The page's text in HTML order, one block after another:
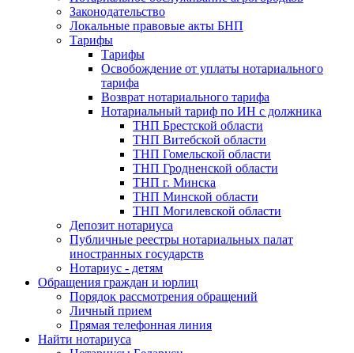
Законодательство
Локальные правовые акты БНП
Тарифы
Тарифы
Освобождение от уплаты нотариального
тарифа
Возврат нотариального тарифа
Нотариальный тариф по ИН с должника
ТНП Брестской области
ТНП Витебской области
ТНП Гомельской области
ТНП Гродненской области
ТНП г. Минска
ТНП Минской области
ТНП Могилевской области
Депозит нотариуса
Публичные реестры нотариальных палат
иностранных государств
Нотариус - детям
Обращения граждан и юрлиц
Порядок рассмотрения обращений
Личный прием
Прямая телефонная линия
Найти нотариуса